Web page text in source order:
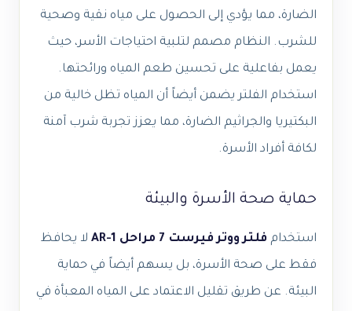
الضارة، مما يؤدي إلى الحصول على مياه نقية وصحية
للشرب. النظام مصمم لتلبية احتياجات الأسر، حيث
يعمل بفاعلية على تحسين طعم المياه ورائحتها.
استخدام الفلتر يضمن أيضاً أن المياه تظل خالية من
البكتيريا والجراثيم الضارة، مما يعزز تجربة شرب آمنة
لكافة أفراد الأسرة.
حماية صحة الأسرة والبيئة
استخدام فلتر ووتر فيرست 7 مراحل AR-1
لا يحافظ
فقط على صحة الأسرة، بل يسهم أيضاً في حماية
البيئة. عن طريق تقليل الاعتماد على المياه المعبأة في